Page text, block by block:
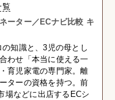
覧
ーター／ECナビ比較 キ
知識と、3児の母とし
わせ「本当に使える一
育児家電の専門家。離
ターの資格を持つ。前
場などに出店するECシ